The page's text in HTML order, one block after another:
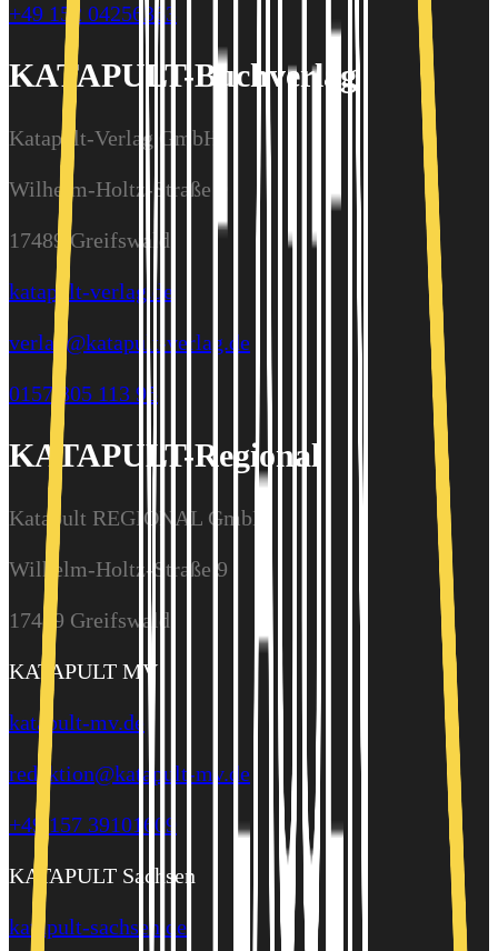
+49 152 04256363
KATAPULT-Buchverlag
Katapult-Verlag GmbH
Wilhelm-Holtz-Straße 9
17489 Greifswald
katapult-verlag.de
verlag@katapult-verlag.de
0157 805 113 95
KATAPULT-Regional
Katapult REGIONAL GmbH
Wilhelm-Holtz-Straße 9
17489 Greifswald
KATAPULT MV
katapult-mv.de
redaktion@katapult-mv.de
+49 157 39101609
KATAPULT Sachsen
katapult-sachsen.de